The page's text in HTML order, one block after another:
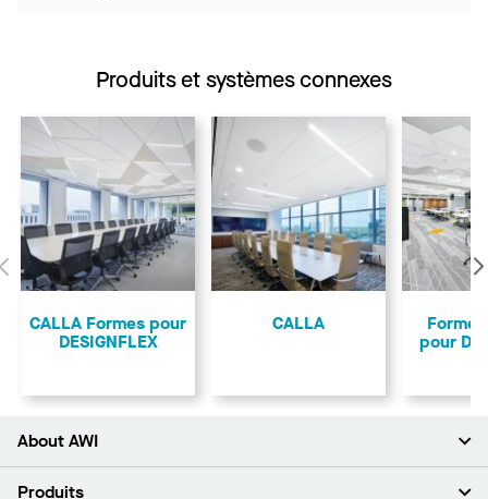
Produits et systèmes connexes
Précédent
CALLA Formes pour
DESIGNFLEX
CALLA
pour
About AWI
À propos de nous
Produits